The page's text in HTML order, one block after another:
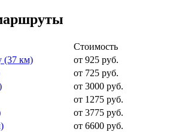
Стоимость
(37 км)
от 925 руб.
от 725 руб.
от 3000 руб.
от 1275 руб.
от 3775 руб.
от 6600 руб.